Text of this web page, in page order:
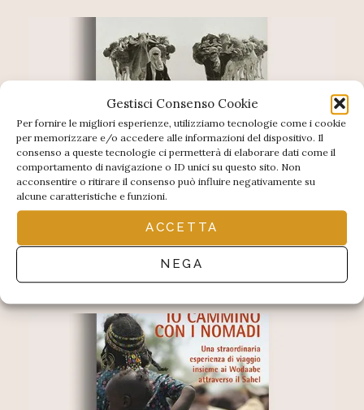
Gestisci Consenso Cookie
Per fornire le migliori esperienze, utilizziamo tecnologie come i cookie
per memorizzare e/o accedere alle informazioni del dispositivo. Il
consenso a queste tecnologie ci permetterà di elaborare dati come il
comportamento di navigazione o ID unici su questo sito. Non
acconsentire o ritirare il consenso può influire negativamente su
alcune caratteristiche e funzioni.
ACCETTA
NEGA
◆